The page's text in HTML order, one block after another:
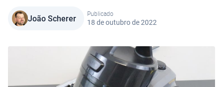
João Scherer Publicado
18 de outubro de 2022